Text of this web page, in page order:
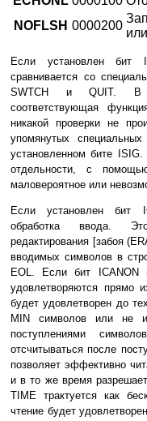
NOFLSH 0000200
Если установлен
сравнивается со
SWTCH и QUIT. В
соответствующая
никакой проверки не
упомянутых
установленном бите
отдельности, с
маловероятное или
Если установлен бит
обработка ввода.
редактирования [забоя
вводимых символов в
EOL. Если бит ICANON
удовлетворяются прямо
будет удовлетворен до
MIN символов или не
поступлениями
отсчитываться после
позволяет эффективно
и в то же время
TIME трактуется как
чтение будет